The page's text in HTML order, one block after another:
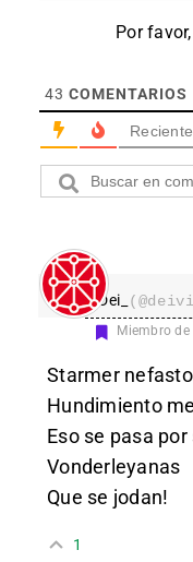
Por
43 COMENTARIOS
Dei_
Miembro de
Starmer nefasto
Hundimiento
Eso se pasa
Vonderleyanas
Que se jodan!
1